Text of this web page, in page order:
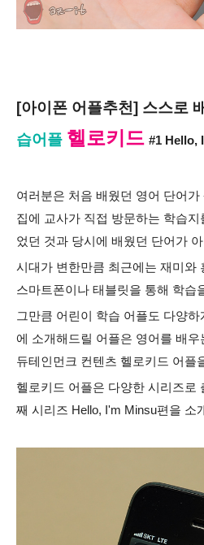
[아이폰 어플추천] 스스로
습어플 헬로키드 #1 Hello,
여러분은 처음 배웠던 영어 단어
집에 교사가 직접 방문하는 학습
었던 것과 당시에 배웠던 단어가
시대가 변한만큼 최근에는 재미와
스마트폰이나 태블릿을 통해 학습
그만큼 어린이 학습 어플도 다양
에 소개해드릴 어플은 영어를 배우
듀테인먼크 컨텐츠 헬로키드 어플
헬로키드 어플은 다양한 시리즈로
째 시리즈 Hello, I'm Minsu편을 소